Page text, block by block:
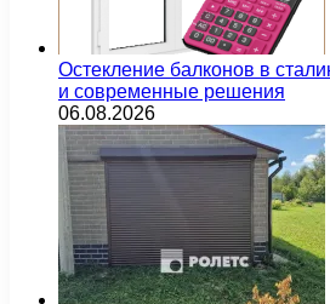
Остекление балконов в
и современные решения
06.08.2026